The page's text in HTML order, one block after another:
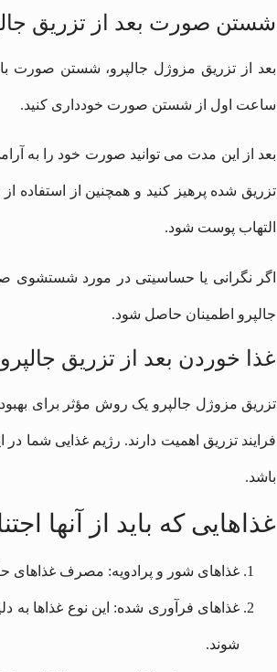
شستن صورت بعد از تزریق
ساعت اول از شستن صورت خودداری کنید.
بعد از این مدت می‌ توانید صورت خود را به
تزریق‌ شده پرهیز کنید و همچنین از
التهاب پوست شود.
اگر نگرانی یا حساسیتی در مورد شستشوی
جالپرو اطمینان حاصل شود.
غذا خوردن بعد از تزریق جالپرو
تزریق مزوژل جالپرو یک روش مؤثر برای
فرایند تزریق اهمیت دارند. رژیم غذایی شما در
باشد.
غذاهایی که باید از آنها
غذاهای شور و پرادویه: مصرف غذاهای
غذاهای فرآوری‌ شده: این نوع غذاها به
شوند.